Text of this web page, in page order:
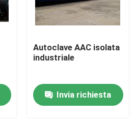
Autoclave AAC isolata
industriale
Invia richiesta